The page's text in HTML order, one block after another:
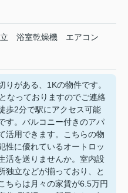
浴室乾燥機 エアコン
りがある、1Kの物件です。
なっておりますのでご連絡
歩2分で駅にアクセス可能
す。バルコニー付きのアパ
活用できます。こちらの物
性に優れているオートロッ
活を送りませんか。室内設
独立などが揃っており、と
ちらは月々の家賃が6.5万円